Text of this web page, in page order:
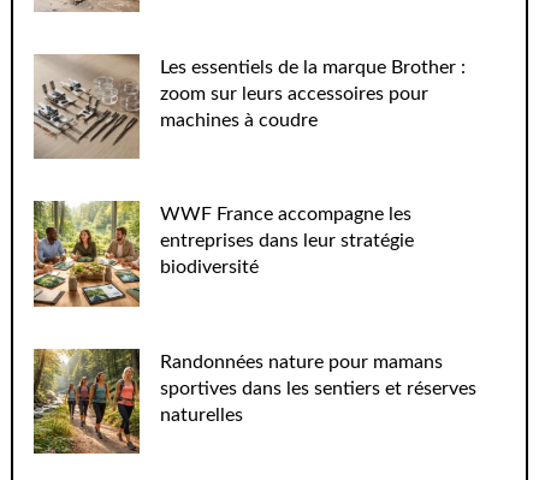
Les essentiels de la marque Brother :
zoom sur leurs accessoires pour
machines à coudre
WWF France accompagne les
entreprises dans leur stratégie
biodiversité
Randonnées nature pour mamans
sportives dans les sentiers et réserves
naturelles